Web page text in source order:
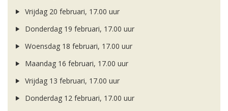
Vrijdag 20 februari, 17.00 uur
Donderdag 19 februari, 17.00 uur
Woensdag 18 februari, 17.00 uur
Maandag 16 februari, 17.00 uur
Vrijdag 13 februari, 17.00 uur
Donderdag 12 februari, 17.00 uur